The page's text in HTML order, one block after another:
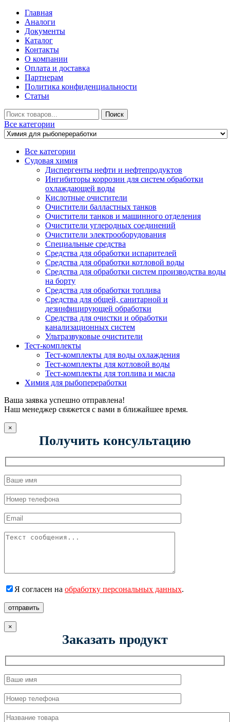
Главная
Аналоги
Документы
Каталог
Контакты
О компании
Оплата и доставка
Партнерам
Политика конфиденциальности
Статьи
Искать
Поиск
Все категории
Все категории
Судовая химия
Диспергенты нефти и нефтепродуктов
Ингибиторы коррозии для систем обработки
охлаждающей воды
Кислотные очистители
Очистители балластных танков
Очистители танков и машинного отделения
Очистители углеродных соединений
Очистители электрооборудования
Специальные средства
Средства для обработки испарителей
Средства для обработки котловой воды
Средства для обработки систем производства воды
на борту
Средства для обработки топлива
Средства для общей, санитарной и
дезинфицирующей обработки
Средства для очистки и обработки
канализационных систем
Ультразвуковые очистители
Тест-комплекты
Тест-комплекты для воды охлаждения
Тест-комплекты для котловой воды
Тест-комплекты для топлива и масла
Химия для рыбопереработки
Ваша заявка успешно отправлена!
Наш менеджер свяжется с вами в ближайшее время.
×
Получить консультацию
Я согласен на обработку персональных данных.
отправить
×
Заказать продукт